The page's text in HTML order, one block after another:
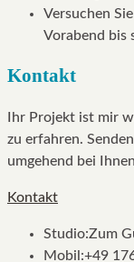
Versuchen
Vorabend bis
Kontakt
Ihr Projekt ist mir
zu erfahren.
umgehend bei
Kontakt
Studio:Zum
Mobil:+49